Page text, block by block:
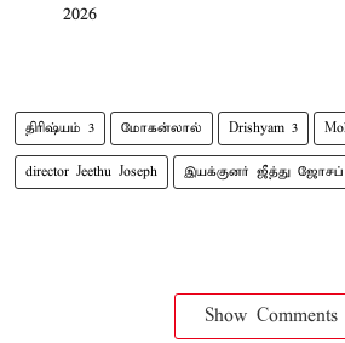
2026
திரிஷ்யம் 3 மோகன்லால் Drishyam 3
director Jeethu Joseph இயக்குனர் ஜீத்து ஜோசப்
Show Comments